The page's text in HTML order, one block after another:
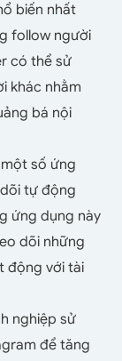
biến nhất
follow người
có thể sử
khác nhằm
bá nội
số ứng
tự động
ứng dụng này
dõi những
động với tài
nghiệp sử
để tăng